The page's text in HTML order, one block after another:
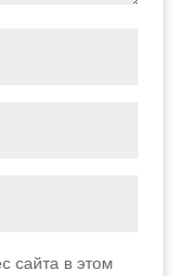
сайта в этом